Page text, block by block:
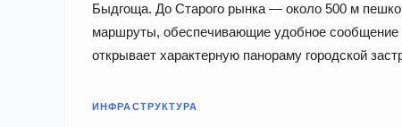
Быдгоща. До Старого рынка — около 500 м
маршруты, обеспечивающие удобное
открывает характерную панораму городской
ИНФРАСТРУКТУРА